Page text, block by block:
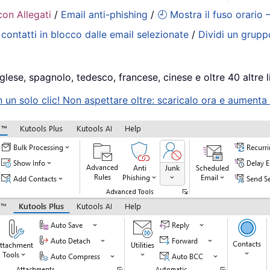
Allegati / Email anti-phishing / 🕘 Mostra il fuso orario
in blocco dalle email selezionate / Dividi un
spagnolo, tedesco, francese, cinese e oltre 40 altre
solo clic! Non aspettare oltre: scaricalo ora e